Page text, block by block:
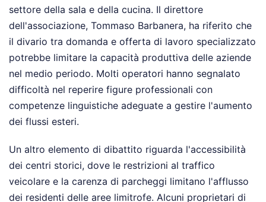
settore della sala e della cucina. Il direttore
dell'associazione, Tommaso Barbanera, ha riferito che
il divario tra domanda e offerta di lavoro specializzato
potrebbe limitare la capacità produttiva delle aziende
nel medio periodo. Molti operatori hanno segnalato
difficoltà nel reperire figure professionali con
competenze linguistiche adeguate a gestire l'aumento
dei flussi esteri.
Un altro elemento di dibattito riguarda l'accessibilità
dei centri storici, dove le restrizioni al traffico
veicolare e la carenza di parcheggi limitano l'afflusso
dei residenti delle aree limitrofe. Alcuni proprietari di